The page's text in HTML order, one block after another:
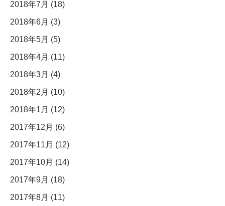
2018年7月 (18)
2018年6月 (3)
2018年5月 (5)
2018年4月 (11)
2018年3月 (4)
2018年2月 (10)
2018年1月 (12)
2017年12月 (6)
2017年11月 (12)
2017年10月 (14)
2017年9月 (18)
2017年8月 (11)